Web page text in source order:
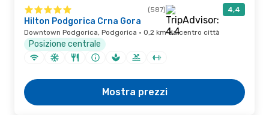
(587) 4,4
Hilton Podgorica Crna Gora
Downtown Podgorica, Podgorica · 0,2 km da centro città
Posizione centrale
Mostra prezzi